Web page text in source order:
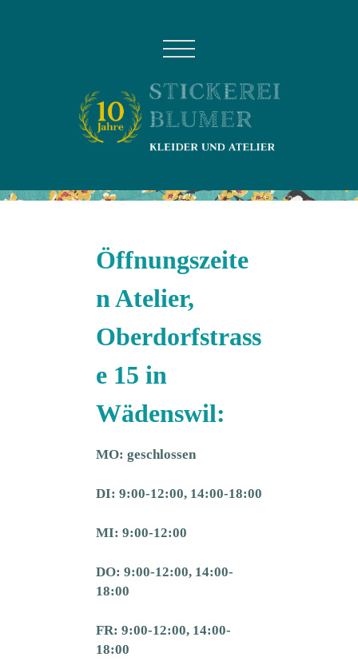
Öffnungszeite
n Atelier,
Oberdorfstrass
e 15 in
Wädenswil:
MO: geschlossen
DI: 9:00-12:00, 14:00-18:00
MI: 9:00-12:00
DO: 9:00-12:00, 14:00-
18:00
FR: 9:00-12:00, 14:00-
18:00